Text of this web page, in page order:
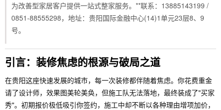
为改善型家居客户提供一站式整家服务。**联系：13885143199 /
0851-88555298，地址：贵阳国际金融中心(14)1单元23层8、9
号。
引言：装修焦虑的根源与破局之道
在贵阳这座快速发展的城市，每一次装修都伴随着焦虑。你花费重金
请了设计师，效果图美轮美奂，但施工队无法落地，最终装成了"买家
秀"。初期报价极低吸引你签约，施工中却不断以各种理由增项加价，